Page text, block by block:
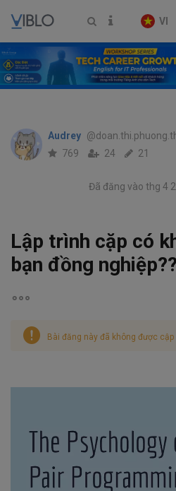
VI
Audrey
769 24 21
Đã đăng vào thg 4
Lập trình cặp có
bạn đồng
Bài đăng này đã không được